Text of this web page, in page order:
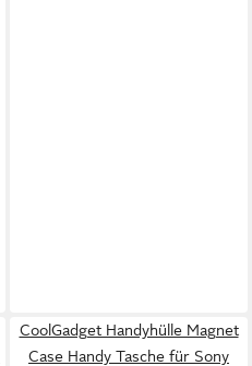
CoolGadget Handyhülle Magnet
Case Handy Tasche für Sony